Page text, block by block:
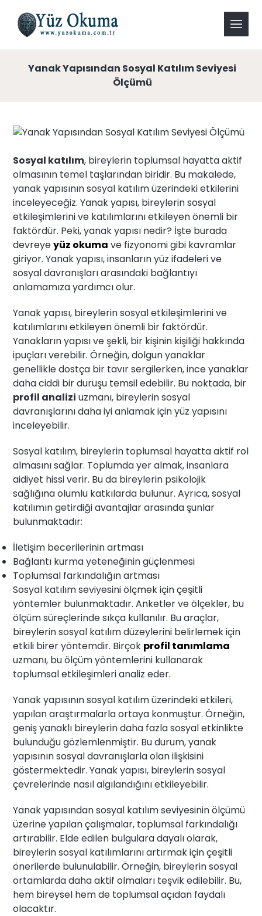
Yanak Yapısından Sosyal Katılım Seviyesi
Ölçümü
Sosyal katılım, bireylerin toplumsal hayatta aktif
olmasının temel taşlarından biridir. Bu makalede,
yanak yapısının sosyal katılım üzerindeki etkilerini
inceleyeceğiz. Yanak yapısı, bireylerin sosyal
etkileşimlerini ve katılımlarını etkileyen önemli bir
faktördür. Peki, yanak yapısı nedir? İşte burada
devreyeyüz okuma ve fizyonomi gibi kavramlar
giriyor. Yanak yapısı, insanların yüz ifadeleri ve
sosyal davranışları arasındaki bağlantıyı
anlamamıza yardımcı olur.
Yanak yapısı, bireylerin sosyal etkileşimlerini ve
katılımlarını etkileyen önemli bir faktördür.
Yanakların yapısı ve şekli, bir kişinin kişiliği hakkında
ipuçları verebilir. Örneğin, dolgun yanaklar
genellikle dostça bir tavır sergilerken, ince yanaklar
daha ciddi bir duruşu temsil edebilir. Bu noktada, bir
profil analizi uzmanı, bireylerin sosyal
davranışlarını daha iyi anlamak için yüz yapısını
inceleyebilir.
Sosyal katılım, bireylerin toplumsal hayatta aktif rol
almasını sağlar. Toplumda yer almak, insanlara
aidiyet hissi verir. Bu da bireylerin psikolojik
sağlığına olumlu katkılarda bulunur. Ayrıca, sosyal
katılımın getirdiği avantajlar arasında şunlar
bulunmaktadır:
İletişim becerilerinin artması
Bağlantı kurma yeteneğinin güçlenmesi
Toplumsal farkındalığın artması
Sosyal katılım seviyesini ölçmek için çeşitli
yöntemler bulunmaktadır. Anketler ve ölçekler, bu
ölçüm süreçlerinde sıkça kullanılır. Bu araçlar,
bireylerin sosyal katılım düzeylerini belirlemek için
etkili birer yöntemdir. Birçok profil tanımlama
uzmanı, bu ölçüm yöntemlerini kullanarak
toplumsal etkileşimleri analiz eder.
Yanak yapısının sosyal katılım üzerindeki etkileri,
yapılan araştırmalarla ortaya konmuştur. Örneğin,
geniş yanaklı bireylerin daha fazla sosyal etkinlikte
bulunduğu gözlemlenmiştir. Bu durum, yanak
yapısının sosyal davranışlarla olan ilişkisini
göstermektedir. Yanak yapısı, bireylerin sosyal
çevrelerinde nasıl algılandığını etkileyebilir.
Yanak yapısından sosyal katılım seviyesinin ölçümü
üzerine yapılan çalışmalar, toplumsal farkındalığı
artırabilir. Elde edilen bulgulara dayalı olarak,
bireylerin sosyal katılımlarını artırmak için çeşitli
önerilerde bulunulabilir. Örneğin, bireylerin sosyal
ortamlarda daha aktif olmaları teşvik edilebilir. Bu,
hem bireysel hem de toplumsal açıdan faydalı
olacaktır.